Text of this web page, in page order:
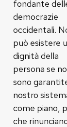
fondante
democrazie
occidentali.
può esistere
dignità della
persona se
sono
nostro
come piano,
che